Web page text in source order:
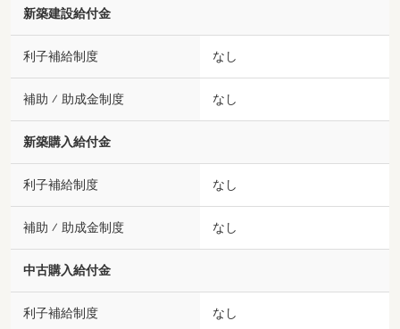
新築建設給付金
利子補給制度 なし
補助 ⁄ 助成金制度 なし
新築購入給付金
利子補給制度 なし
補助 ⁄ 助成金制度 なし
中古購入給付金
利子補給制度 なし